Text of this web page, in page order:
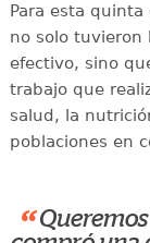
Para esta
no solo tuvieron
efectivo, sino
trabajo que
salud, la
poblaciones en
“